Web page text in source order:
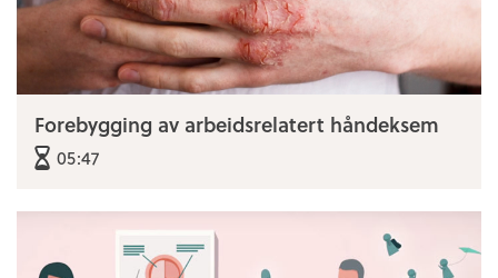
Forebygging av arbeidsrelatert håndeksem
05:47